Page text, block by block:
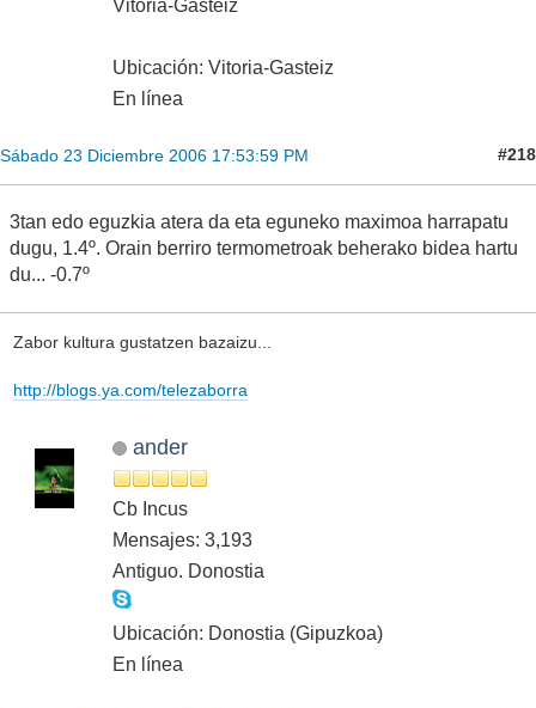
Vitoria-Gasteiz
Ubicación: Vitoria-Gasteiz
En línea
Sábado 23 Diciembre 2006 17:53:59 PM #218
3tan edo eguzkia atera da eta eguneko maximoa harrapatu
dugu, 1.4º. Orain berriro termometroak beherako bidea hartu
du... -0.7º
Zabor kultura gustatzen bazaizu...
http://blogs.ya.com/telezaborra
ander
Cb Incus
Mensajes: 3,193
Antiguo. Donostia
Ubicación: Donostia (Gipuzkoa)
En línea